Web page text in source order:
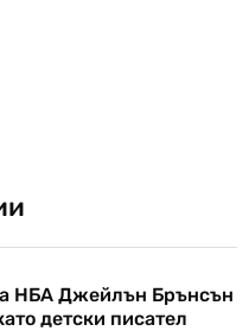
НБА Джейлън Брънсън
детски писател